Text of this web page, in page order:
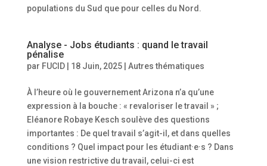
populations du Sud que pour celles du Nord.
Analyse - Jobs étudiants : quand le travail
pénalise
par FUCID| 18 Juin, 2025| Autres thématiques
À l’heure où le gouvernement Arizona n’a qu’une
expression à la bouche : « revaloriser le travail » ;
Eléanore Robaye Kesch soulève des questions
importantes : De quel travail s’agit-il, et dans quelles
conditions ? Quel impact pour les étudiant·e·s ? Dans
une vision restrictive du travail, celui-ci est